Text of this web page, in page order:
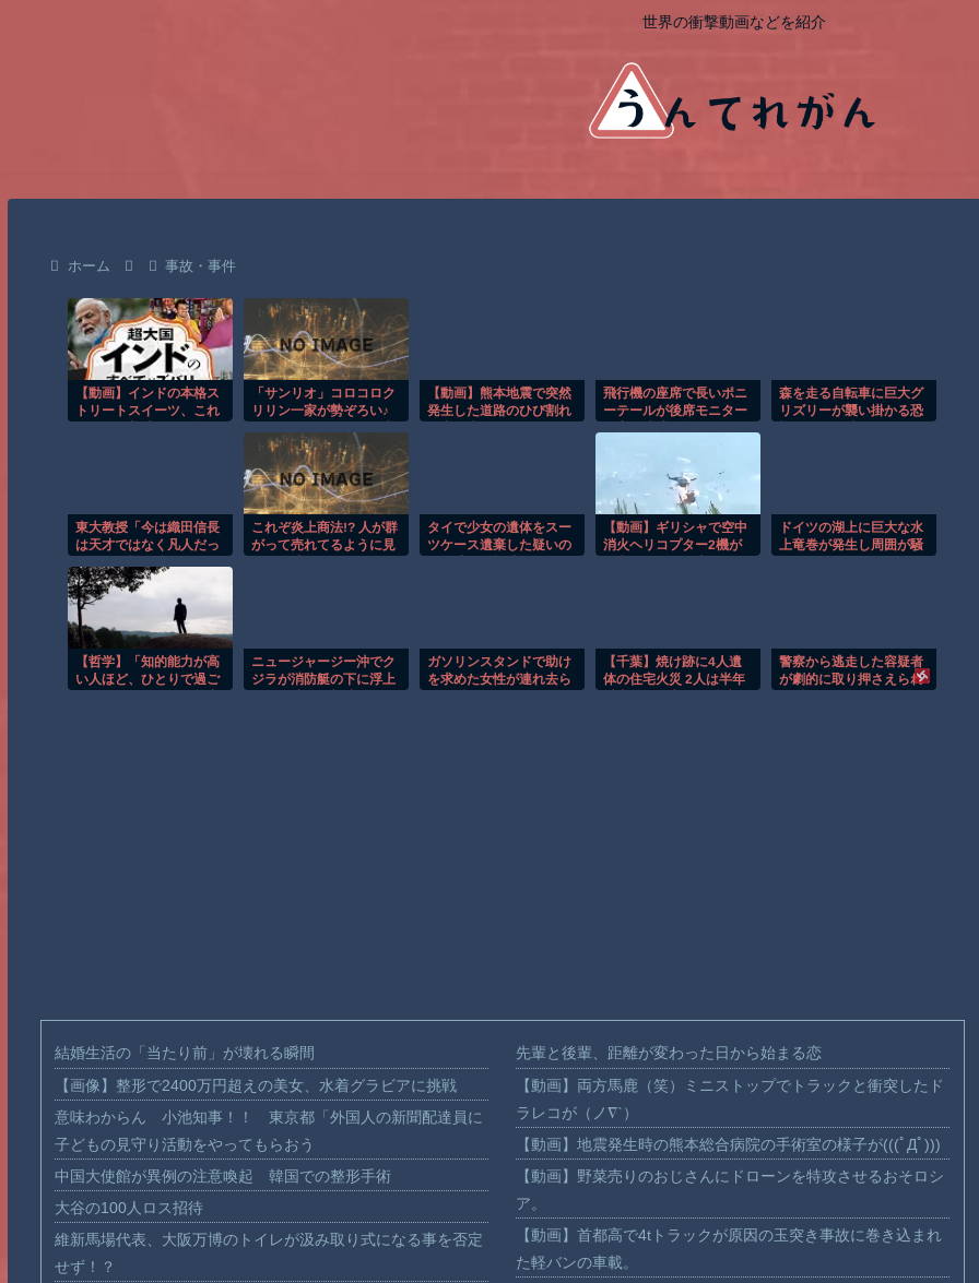
世界の衝撃動画などを紹介
ホーム 事故・事件
【動画】インドの本格ス
トリートスイーツ、これ
「サンリオ」コロコロク
リリン一家が勢ぞろい♪
着が8月14日からキデイ
ランド23店舗で先行販売
【動画】熊本地震で突然
発生した道路のひび割れ
飛行機の座席で長いポニ
ーテールが後席モニター
森を走る自転車に巨大グ
リズリーが襲い掛かる恐
東大教授「今は織田信長
は天才ではなく凡人だっ
は違うと思う」
これぞ炎上商法!? 人が群
がって売れてるように見
タイで少女の遺体をスー
ツケース遺棄した疑いの
【動画】ギリシャで空中
消火ヘリコプター2機が
ドイツの湖上に巨大な水
上竜巻が発生し周囲が騒
【哲学】「知的能力が高
い人ほど、ひとりで過ご
ニュージャージー沖でク
ジラが消防艇の下に浮上
ガソリンスタンドで助け
を求めた女性が連れ去ら
【千葉】焼け跡に4人遺
体の住宅火災 2人は半年
警察から逃走した容疑者
が劇的に取り押さえられ
結婚生活の「当たり前」が壊れる瞬間
【画像】整形で2400万円超えの美女、水着グラビアに挑戦
意味わからん 小池知事！！ 東京都「外国人の新聞配達員に
子どもの見守り活動をやってもらおう
中国大使館が異例の注意喚起 韓国での整形手術
大谷の100人ロス招待
維新馬場代表、大阪万博のトイレが汲み取り式になる事を否定
せず！？
先輩と後輩、距離が変わった日から始まる恋
【動画】両方馬鹿（笑）ミニストップでトラックと衝突したド
ラレコが（ノ∇`）
【動画】地震発生時の熊本総合病院の手術室の様子が(((ﾟДﾟ)))
【動画】野菜売りのおじさんにドローンを特攻させるおそロシ
ア。
【動画】首都高で4tトラックが原因の玉突き事故に巻き込まれ
た軽バンの車載。